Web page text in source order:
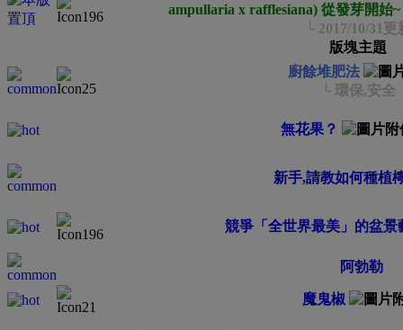
ampullaria x rafflesiana) 從發芽開始~
└ 2017/10/31更
版塊主題
廚餘堆肥法
└ 環保,安全
無花果？
新手,請教如何種植
競爭「全世界最美」的盆景
阿勃勒
魔鬼椒